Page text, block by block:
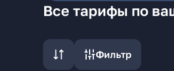
Все тарифы по
Фильтр